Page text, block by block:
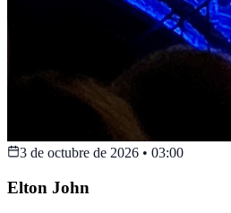
3 de octubre de 2026 • 03:00
Elton John